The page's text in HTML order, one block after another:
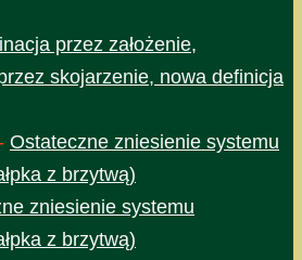
przez założenie,
skojarzenie, nowa definicja
Ostateczne zniesienie systemu
z brzytwą)
zniesienie systemu
z brzytwą)